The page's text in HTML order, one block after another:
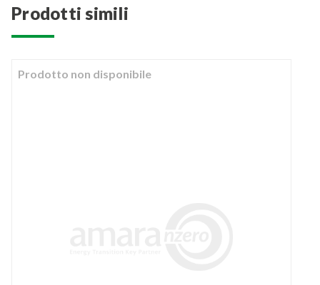
prodotti simili
Prodotto non disponibile